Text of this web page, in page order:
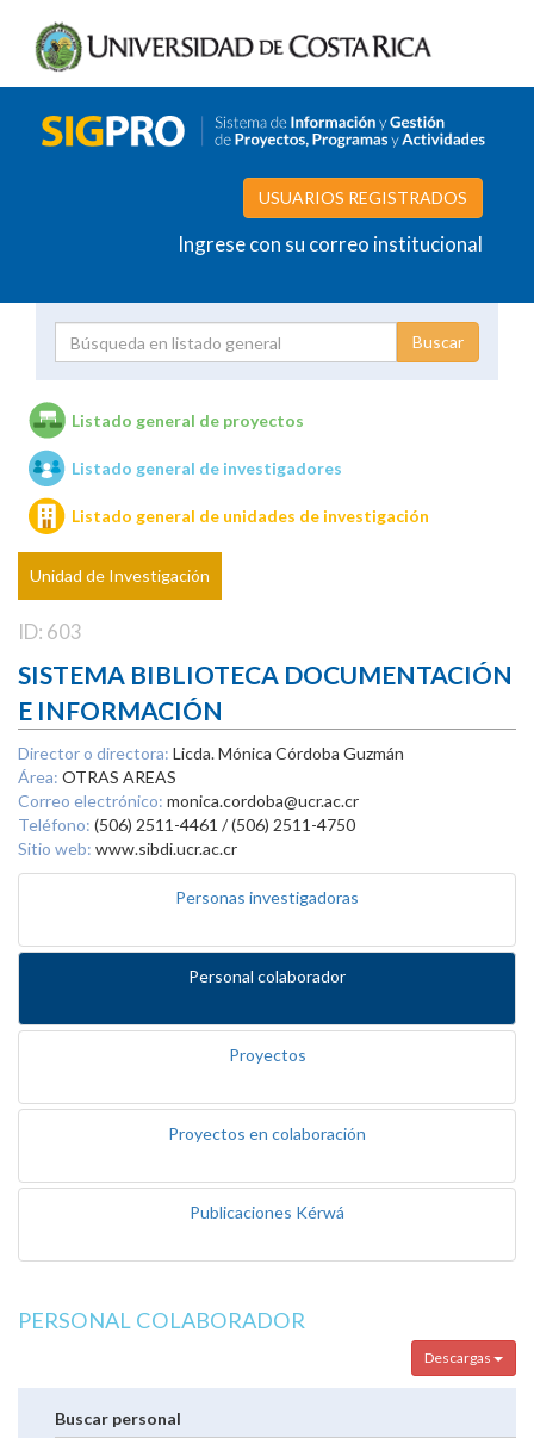
USUARIOS REGISTRADOS
Ingrese con su correo institucional
Unidades de investigación
Listado general de proyectos
Listado general de investigadores
Listado general de unidades de investigación
Unidad de Investigación
ID: 603
SISTEMA BIBLIOTECA DOCUMENTACIÓN
E INFORMACIÓN
Director o directora: Licda. Mónica Córdoba Guzmán
Área: OTRAS AREAS
Correo electrónico: monica.cordoba@ucr.ac.cr
Teléfono: (506) 2511-4461 / (506) 2511-4750
Sitio web: www.sibdi.ucr.ac.cr
Personas investigadoras
Personal colaborador
Proyectos
Proyectos en colaboración
Publicaciones Kérwá
PERSONAL COLABORADOR
Descargas
Buscar personal